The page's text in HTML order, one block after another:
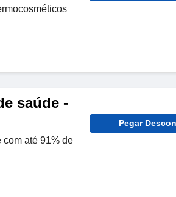
saúde -
até 91% de
Pegar